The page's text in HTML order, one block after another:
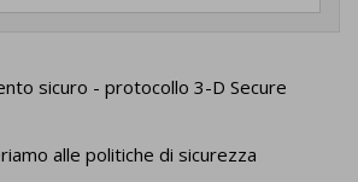
sicuro - protocollo 3-D Secure
alle politiche di sicurezza